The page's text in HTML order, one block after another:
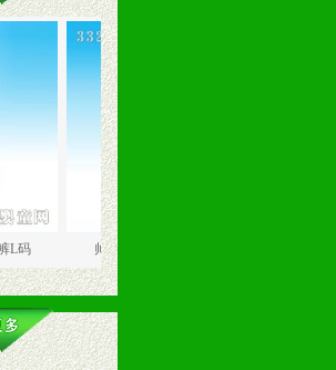
帅星瞬吸整夜干爽纸尿裤S码